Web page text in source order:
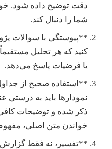
دقت توضیح داده شود.
شما را دنبال کند.
**پیوستگی با سوالات
کنید که هر تحلیل
یا فرضیات پاسخ می‌دهد.
**استفاده صحیح از
نمودارها باید به درستی
ذکر شده و توضیحات کافی
خواندن متن اصلی،
**تفسیر، نه فقط